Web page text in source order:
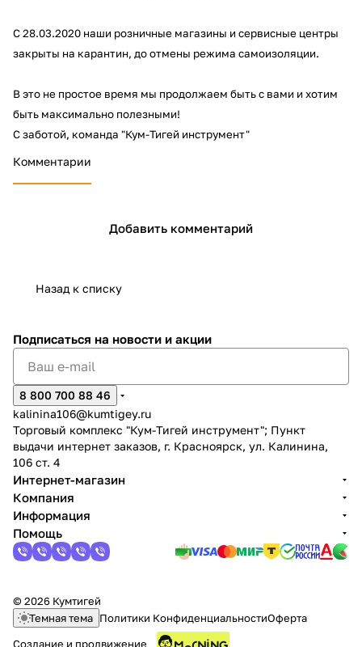
С 28.03.2020 наши розничные магазины и сервисные центры
закрыты на карантин, до отмены режима самоизоляции.
В это не простое время мы продолжаем быть с вами и хотим
быть максимально полезными!
С заботой, команда "Кум-Тигей инструмент"
Комментарии
Добавить комментарий
Назад к списку
Подписаться на новости и акции
8 800 700 88 46
kalinina106@kumtigey.ru
Торговый комплекс "Кум-Тигей инструмент"; Пункт
выдачи интернет заказов, г. Красноярск, ул. Калинина,
106 ст. 4
Интернет-магазин
Компания
Информация
Помощь
© 2026 Кумтигей
Темная тема Политики КонфиденциальностиОферта
Создание и продвижение
раз в 2 недели